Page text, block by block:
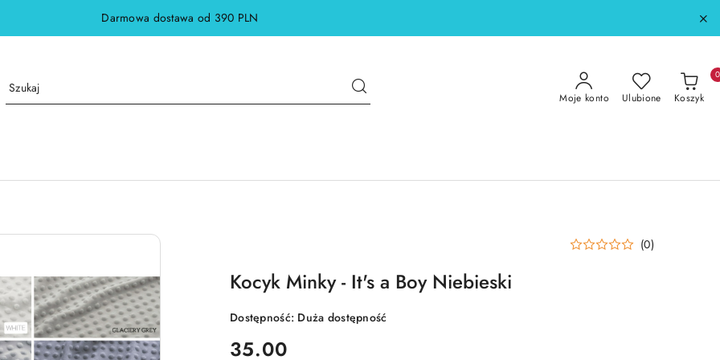
Darmowa dostawa od 390 PLN
Moje konto Ulubione Koszyk
0
(0)
Kocyk Minky - It's a Boy Niebieski
Dostępność: Duża dostępność
cena:
35.00